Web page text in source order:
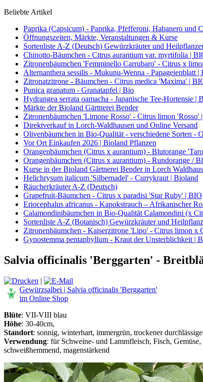
Beliebte Artikel
Paprika (Capsicum) - Paprika, Pfefferoni, Habanero und
Öffnungszeiten, Märkte, Veranstaltungen & Kurse
Sortenliste A-Z (Deutsch) Gewürzkräuter und
Chinotto-Bäumchen - Citrus aurantium var. myrtifolia |
Zitronenbäumchen 'Femminello Carrubaro' - Citrus x
Alternanthera sessilis - Mukunu-Wenna - Papageienblatt |
Zitronatzitrone - Bäumchen - Citrus medica 'Maxima' |
Punica granatum - Granatapfel | Bio
Hydrangea serrata oamacha - Japanische Tee-Hortensie |
Märkte der Bioland Gärtnerei Bender
Zitronenbäumchen 'Limone Rosso' - Citrus limon 'Rosso'
Direktverkauf in Lorch-Waldhausen und Online Versand
Olivenbäumchen in Bio-Qualität - verschiedene Sorten -
Vor Ort Einkaufen 2026 | Bioland Pflanzen
Orangenbäumchen (Citrus x aurantium) - Blutorange
Orangenbäumchen (Citrus x aurantium) - Rundorange /
Kurse in der Bioland Gärtnerei Bender in Lorch
Helichrysum italicum 'Silbernadel' - Currykraut | Bioland
Räucherkräuter A-Z (Deutsch)
Grapefruit-Bäumchen - Citrus x paradisi 'Star Ruby' | BIO
Eriocephalus africanus - Kapokstrauch – Afrikanischer
Calamondinibäumchen in Bio-Qualität Calamondini (x
Sortenliste A-Z (Botanisch) Gewürzkräuter und
Zitronenbäumchen - Kaiserzitrone 'Lipo' - Citrus limon x
Gynostemma pentaphyllum - Kraut der Unsterblichkeit |
Salvia officinalis 'Berggarten' -
|
Gewürzsalbei | Salvia officinalis 'Berggarten'
im Online Shop
Blüte: VII-VIII blau
Höhe: 30-40cm,
Standort: sonnig, winterhart, immergrün, trockener
Verwendung: für Schweine- und Lammfleisch, Fisch,
schweißhemmend, magenstärkend